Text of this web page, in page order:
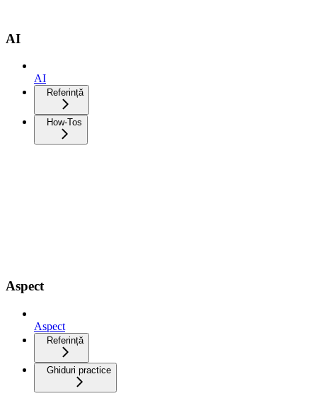
AI
AI
Referință
How-Tos
Aspect
Aspect
Referință
Ghiduri practice